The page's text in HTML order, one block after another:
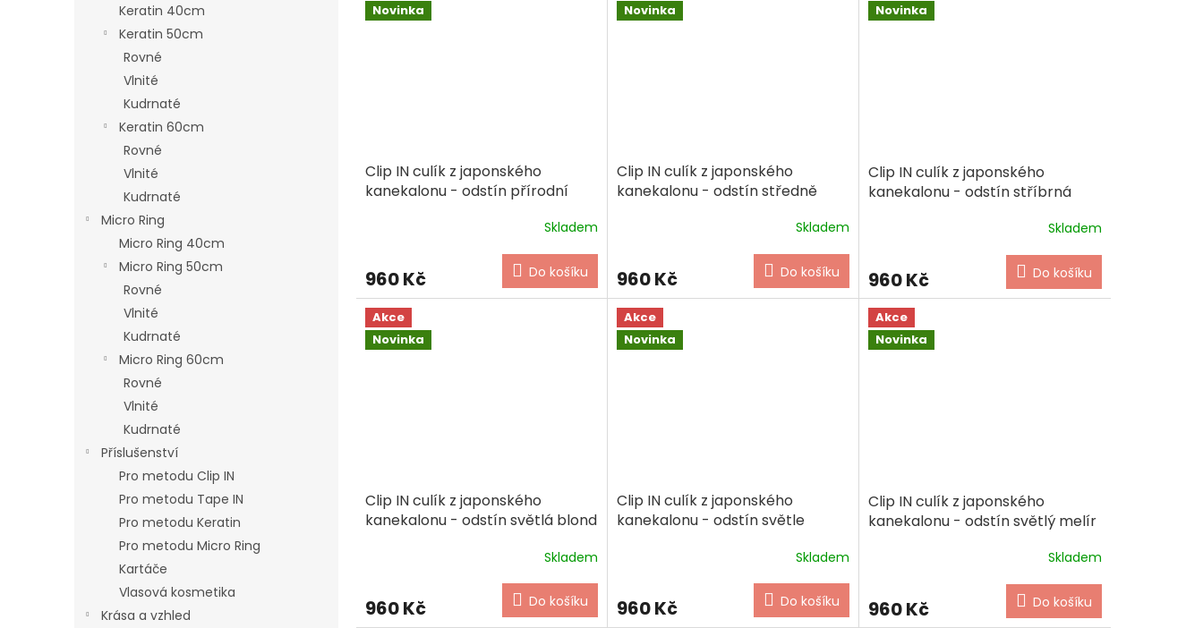
Keratin 40cm
Keratin 50cm
Rovné
Vlnité
Kudrnaté
Keratin 60cm
Rovné
Vlnité
Kudrnaté
Micro Ring
Micro Ring 40cm
Micro Ring 50cm
Rovné
Vlnité
Kudrnaté
Micro Ring 60cm
Rovné
Vlnité
Kudrnaté
Příslušenství
Pro metodu Clip IN
Pro metodu Tape IN
Pro metodu Keratin
Pro metodu Micro Ring
Kartáče
Vlasová kosmetika
Krása a vzhled
Novinka
Clip IN culík z japonského
kanekalonu - odstín přírodní
Skladem
960 Kč Do košíku
Novinka
Clip IN culík z japonského
kanekalonu - odstín středně
Skladem
960 Kč Do košíku
Novinka
Clip IN culík z japonského
kanekalonu - odstín stříbrná
Skladem
960 Kč Do košíku
Akce
Novinka
Clip IN culík z japonského
kanekalonu - odstín světlá blond
Skladem
960 Kč Do košíku
Akce
Novinka
Clip IN culík z japonského
kanekalonu - odstín světle
Skladem
960 Kč Do košíku
Akce
Novinka
Clip IN culík z japonského
kanekalonu - odstín světlý melír
Skladem
960 Kč Do košíku